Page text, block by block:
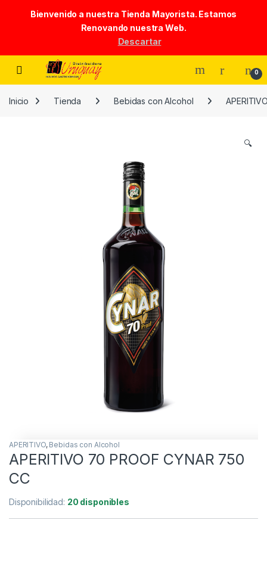
Bienvenido a nuestra Tienda Mayorista. Estamos
Renovando nuestra Web.
Descartar
Skip to navigation
Skip to content
0
Inicio Tienda Bebidas con Alcohol
🔍
APERITIVO, Bebidas con Alcohol
APERITIVO 70 PROOF CYNAR 750
CC
Disponibilidad: 20 disponibles